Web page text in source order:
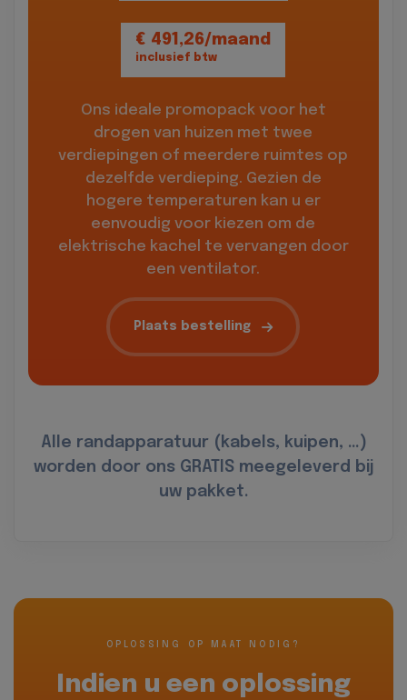
€ 491,26/maand
inclusief btw
Ons ideale promopack voor het
drogen van huizen met twee
verdiepingen of meerdere ruimtes op
dezelfde verdieping. Gezien de
hogere temperaturen kan u er
eenvoudig voor kiezen om de
elektrische kachel te vervangen door
een ventilator.
Plaats bestelling
Alle randapparatuur (kabels, kuipen, …)
worden door ons GRATIS meegeleverd bij
uw pakket.
OPLOSSING OP MAAT NODIG?
Indien u een oplossing